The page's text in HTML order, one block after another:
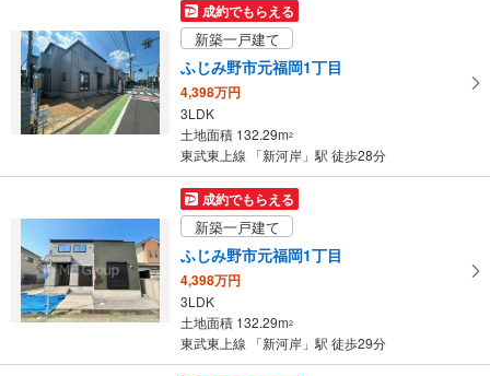
イ
ペ
ー
ジ
に
存
る
成約でもらえる
新築一戸建て
ふじみ野市元福岡1丁目
4,398万円
3LDK
土地面積 132.29m2
東武東上線 「新河岸」駅 徒歩28分
成約でもらえる
新築一戸建て
ふじみ野市元福岡1丁目
4,398万円
3LDK
土地面積 132.29m2
東武東上線 「新河岸」駅 徒歩29分